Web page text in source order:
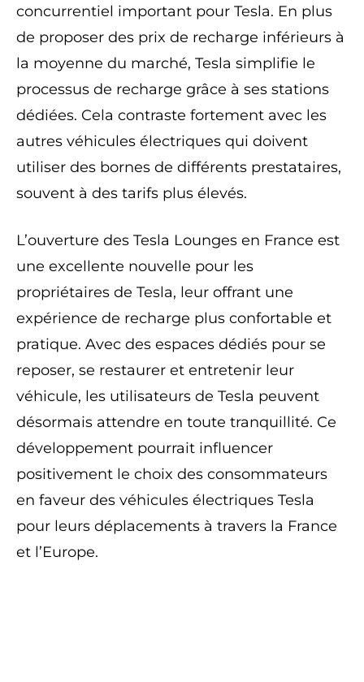
concurrentiel important pour Tesla. En plus
de proposer des prix de recharge inférieurs à
la moyenne du marché, Tesla simplifie le
processus de recharge grâce à ses stations
dédiées. Cela contraste fortement avec les
autres véhicules électriques qui doivent
utiliser des bornes de différents prestataires,
souvent à des tarifs plus élevés.
L’ouverture des Tesla Lounges en France est
une excellente nouvelle pour les
propriétaires de Tesla, leur offrant une
expérience de recharge plus confortable et
pratique. Avec des espaces dédiés pour se
reposer, se restaurer et entretenir leur
véhicule, les utilisateurs de Tesla peuvent
désormais attendre en toute tranquillité. Ce
développement pourrait influencer
positivement le choix des consommateurs
en faveur des véhicules électriques Tesla
pour leurs déplacements à travers la France
et l’Europe.